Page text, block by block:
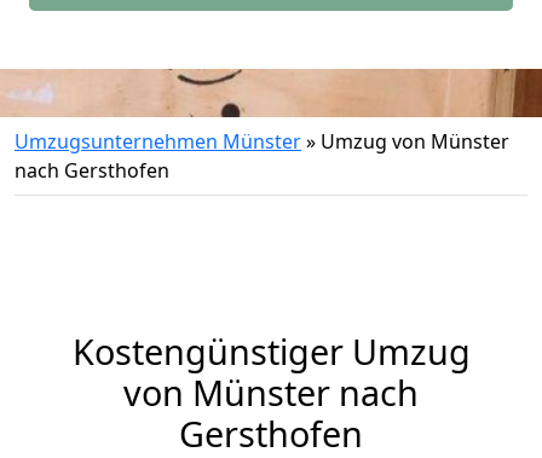
Umzugsunternehmen Münster» Umzug von Münster
nach Gersthofen
Kostengünstiger Umzug
von Münster nach
Gersthofen